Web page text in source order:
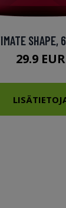
SHAPE,
29.9 EUR